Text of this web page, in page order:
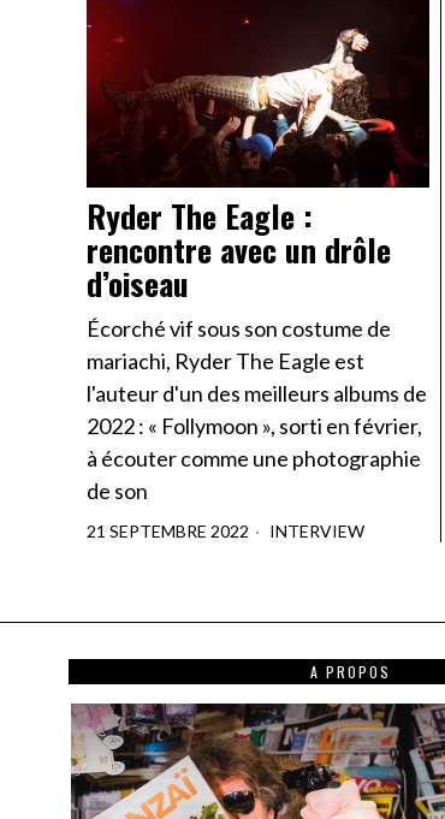
Ryder The Eagle :
rencontre avec un drôle
d’oiseau
Écorché vif sous son costume de
mariachi, Ryder The Eagle est
l'auteur d'un des meilleurs albums de
2022 : « Follymoon », sorti en février,
à écouter comme une photographie
de son
21 SEPTEMBRE 2022 INTERVIEW
A PROPOS